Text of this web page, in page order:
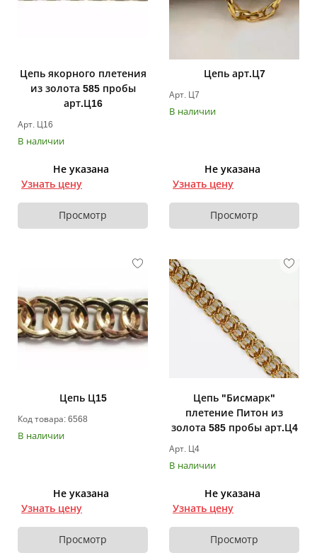
Цепь якорного плетения
из золота 585 пробы
арт.Ц16
Арт. Ц16
В наличии
Не указана
Узнать цену
Просмотр
Цепь арт.Ц7
Арт. Ц7
В наличии
Не указана
Узнать цену
Просмотр
Цепь Ц15
Код товара: 6568
В наличии
Не указана
Узнать цену
Просмотр
Цепь "Бисмарк"
плетение Питон из
золота 585 пробы арт.Ц4
Арт. Ц4
В наличии
Не указана
Узнать цену
Просмотр